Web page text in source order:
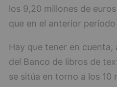
los 9,20 millones de
que en el anterior
Hay que tener en cuenta,
del Banco de libros de
se sitúa en torno a los 10